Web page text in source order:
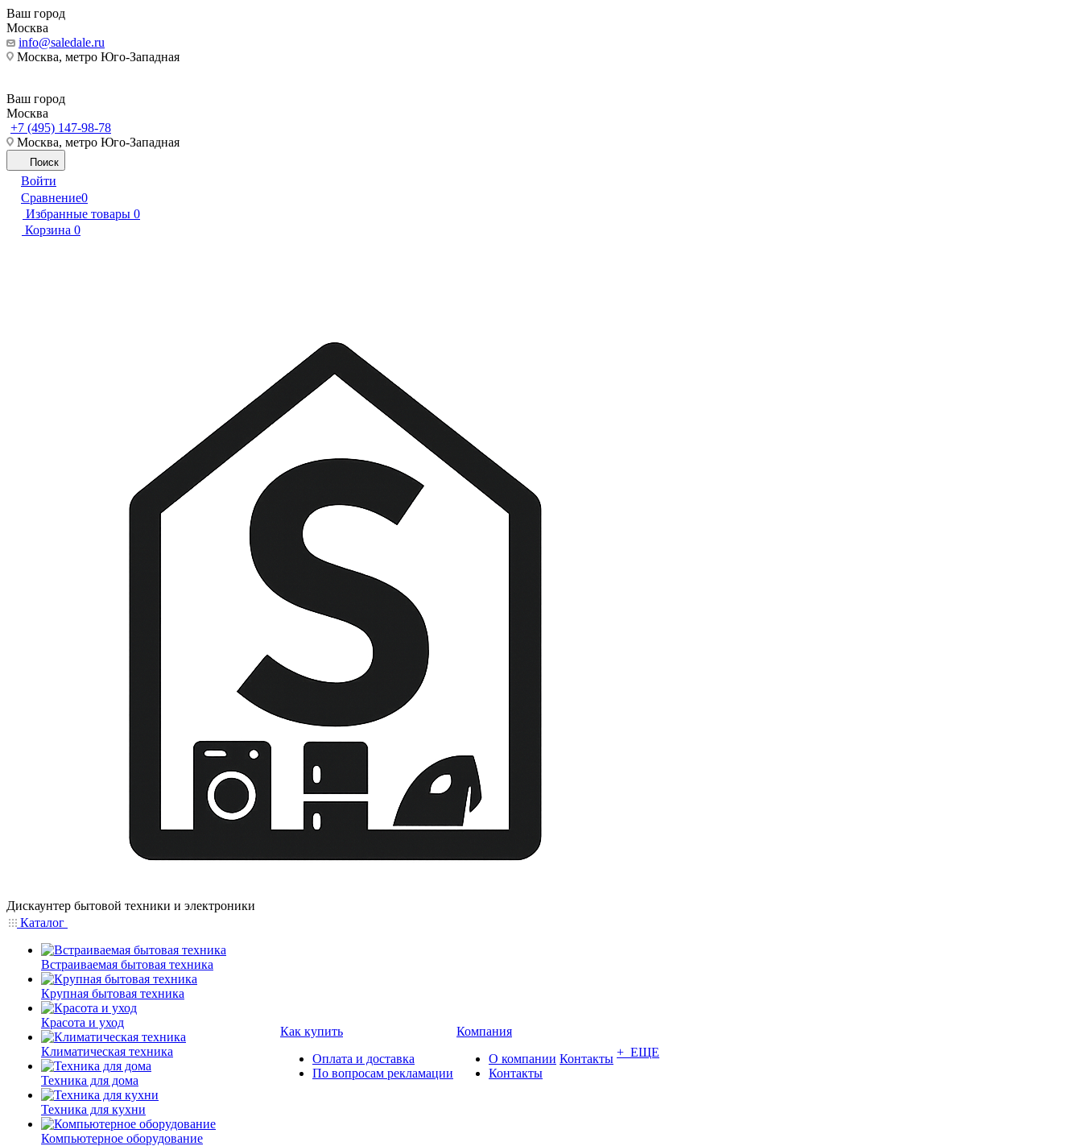
Ваш город
Москва
info@saledale.ru
Москва, метро Юго-Западная
Ваш город
Москва
+7 (495) 147-98-78
Москва, метро Юго-Западная
Поиск
Войти
Сравнение0
Избранные товары 0
Корзина 0
Дискаунтер бытовой техники и электроники
Каталог
Встраиваемая бытовая техника
Крупная бытовая техника
Красота и уход
Климатическая техника
Техника для дома
Техника для кухни
Компьютерное оборудование
Как купить
Оплата и доставка
По вопросам рекламации
Компания
О компании
Контакты
Контакты + ЕЩЕ